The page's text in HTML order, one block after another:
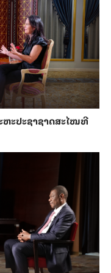
ຫະ​ປະ​ຊາ​ຊາດສະ​ໄໝ​ທີ